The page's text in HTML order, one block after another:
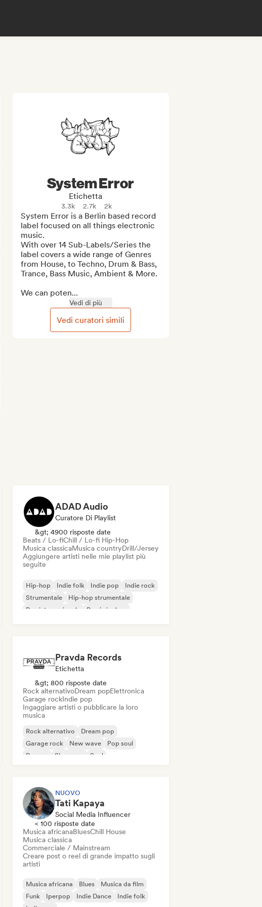
System Error
Etichetta
3.3k 2.7k 2k
System Error is a Berlin based record
label focused on all things electronic
music.
With over 14 Sub-Labels/Series the
label covers a wide range of Genres
from House, to Techno, Drum & Bass,
Trance, Bass Music, Ambient & More.
We can poten...
Vedi di più
Vedi curatori simili
ADAD Audio
Curatore Di Playlist
&gt; 4900 risposte date
Beats / Lo-fiChill / Lo-fi Hip-Hop
Musica classicaMusica countryDrill/Jersey
Aggiungere artisti nelle mie playlist più
seguite
Hip-hop Indie folk Indie pop
Indie rock
Strumentale
Hip-hop strumentale
Rap internazionale
Rap in inglese
Pravda Records
Etichetta
&gt; 800 risposte date
Rock alternativoDream popElettronica
Garage rockIndie pop
Ingaggiare artisti o pubblicare la loro
musica
Rock alternativo
Dream pop
Garage rock
New wave
Pop soul
Reggae
Shoegaze Soul
NUOVO
Tati Kapaya
Social Media Influencer
< 100 risposte date
Musica africanaBluesChill House
Musica classica
Commerciale / Mainstream
Creare post o reel di grande impatto sugli
artisti
Musica africana Blues
Musica da film
Funk
Iperpop Indie Dance
Indie folk